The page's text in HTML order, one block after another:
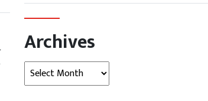
Archives
Archives